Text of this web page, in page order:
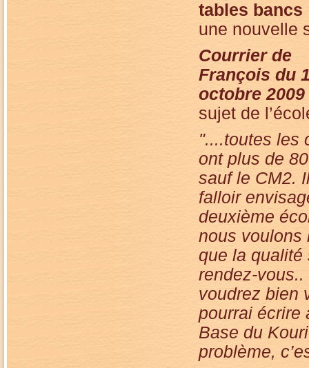
tables bancs
une nouvelle
Courrier de
François du
octobre 2009
sujet de
"....toutes les
ont plus de
sauf le CM2.
falloir
deuxième
nous voulons
que la qualité
rendez-vous..
voudrez bien
pourrai écrire
Base du
problème,